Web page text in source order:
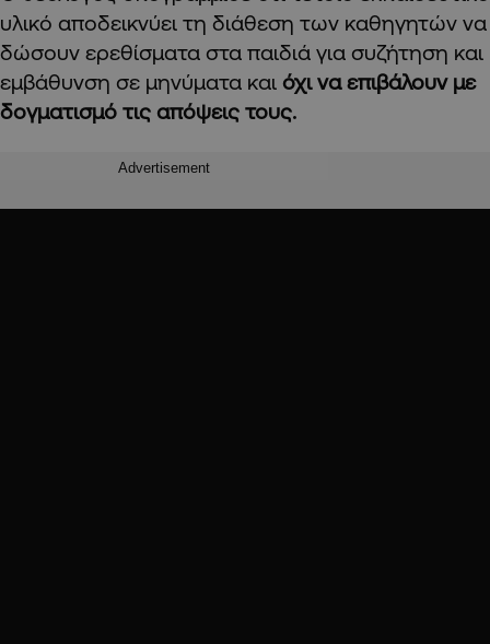
υλικό αποδεικνύει τη διάθεση των καθηγητών να
δώσουν ερεθίσματα στα παιδιά για συζήτηση και
εμβάθυνση σε μηνύματα και όχι να επιβάλουν με
δογματισμό τις απόψεις τους.
Advertisement